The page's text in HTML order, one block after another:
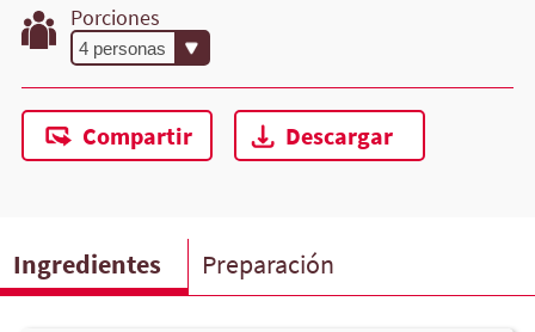
Porciones
Compartir Descargar
Ingredientes Preparación